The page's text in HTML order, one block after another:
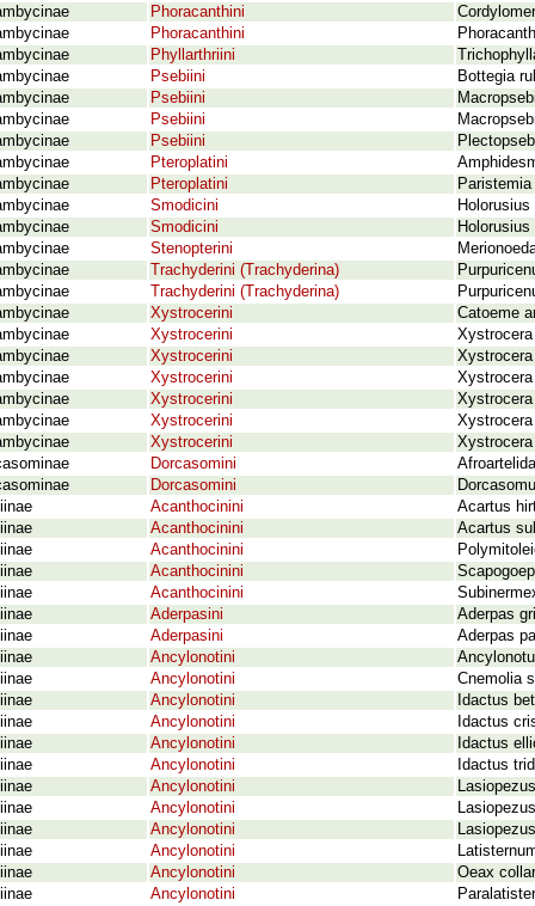
Phoracanthini
Phoracanthini
Phyllarthriini
Psebiini
Bottegia
Psebiini
Psebiini
Psebiini
Pteroplatini
Pteroplatini
Smodicini
Smodicini
Stenopterini
Trachyderini (Trachyderina)
Trachyderini (Trachyderina)
Xystrocerini
Catoeme
Xystrocerini
Xystrocerini
Xystrocerini
Xystrocerini
Xystrocerini
Xystrocera
Xystrocerini
Dorcasomini
Dorcasomini
Acanthocinini
Acartus
Acanthocinini
Acartus
Acanthocinini
Acanthocinini
Acanthocinini
Aderpasini
Aderpas
Aderpasini
Aderpas
Ancylonotini
Ancylonotini
Cnemolia
Ancylonotini
Idactus
Ancylonotini
Idactus
Ancylonotini
Idactus
Ancylonotini
Idactus
Ancylonotini
Ancylonotini
Ancylonotini
Ancylonotini
Ancylonotini
Oeax
Ancylonotini